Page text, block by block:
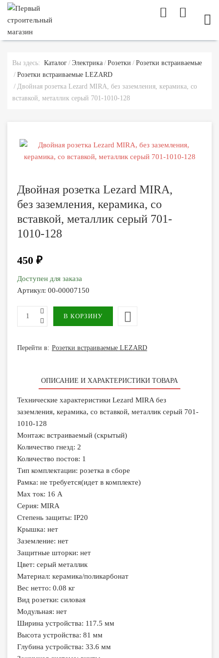
Вы здесь: Каталог Электрика Розетки
Розетки встраиваемые
Розетки встраиваемые LEZARD
Двойная розетка Lezard MIRA, без заземления, керамика, со
вставкой, металлик серый 701-1010-128
Двойная розетка Lezard MIRA,
без заземления, керамика, со
вставкой, металлик серый 701-
1010-128
450 ₽
Доступен для заказа
Артикул: 00-00007150
Перейти в: Розетки встраиваемые LEZARD
ОПИСАНИЕ И ХАРАКТЕРИСТИКИ ТОВАРА
Технические характеристики Lezard MIRA без
заземления, керамика, со вставкой, металлик серый 701-
1010-128
Монтаж: встраиваемый (скрытый)
Количество гнезд: 2
Количество постов: 1
Тип комплектации: розетка в сборе
Рамка: не требуется(идет в комплекте)
Max ток: 16 А
Серия: MIRA
Степень защиты: IP20
Крышка: нет
Заземление: нет
Защитные шторки: нет
Цвет: серый металлик
Материал: керамика/поликарбонат
Вес нетто: 0.08 кг
Вид розетки: силовая
Модульная: нет
Ширина устройства: 117.5 мм
Высота устройства: 81 мм
Глубина устройства: 33.6 мм